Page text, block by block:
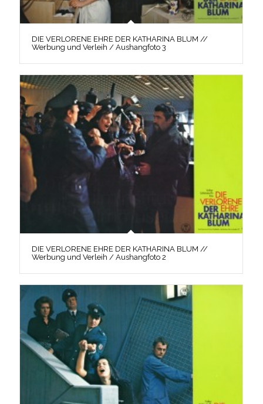
DIE VERLORENE EHRE DER KATHARINA BLUM //
Werbung und Verleih / Aushangfoto 3
DIE VERLORENE EHRE DER KATHARINA BLUM //
Werbung und Verleih / Aushangfoto 2